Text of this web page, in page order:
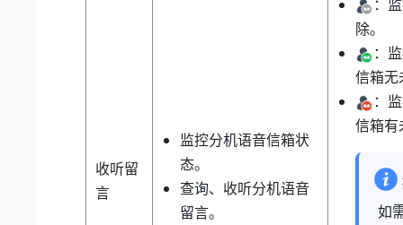
收听留
言
监控分机语音信箱状
态。
查询、收听分机语音
留言。
：
除。
：
信箱无
：
信箱有
如